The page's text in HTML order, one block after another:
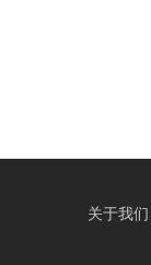
关于我们